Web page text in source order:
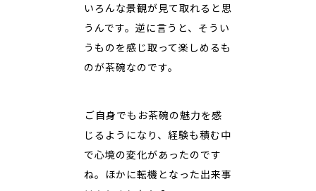
いろんな景観が見て取れると思
うんです。逆に言うと、そうい
うものを感じ取って楽しめるも
のが茶碗なのです。
――ご自身でもお茶碗の魅力を感
じるようになり、経験も積む中
で心境の変化があったのです
ね。ほかに転機となった出来事